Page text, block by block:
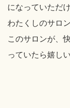
になっていただ
わたくしのサロ
このサロンが、
っていたら嬉し